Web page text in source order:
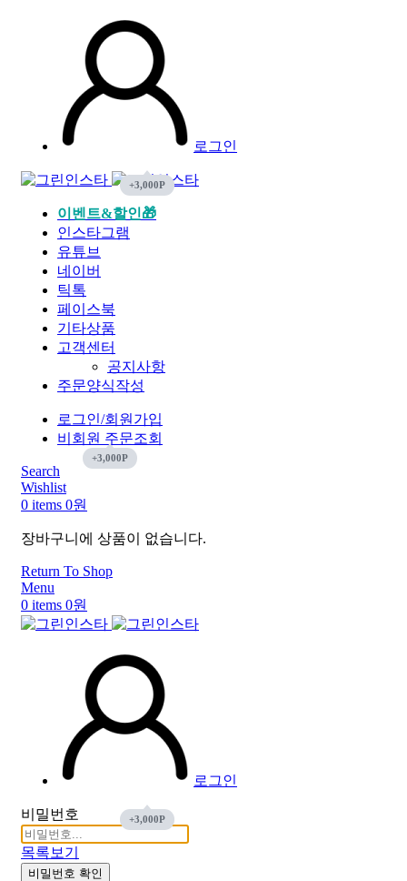
로그인
이벤트&할인🎁
인스타그램
유튜브
네이버
틱톡
페이스북
기타상품
고객센터
공지사항
주문양식작성
로그인/회원가입
비회원 주문조회
Search
Wishlist
0 items 0원
장바구니에 상품이 없습니다.
Return To Shop
Menu
0 items 0원
로그인
비밀번호
목록보기
비밀번호 확인